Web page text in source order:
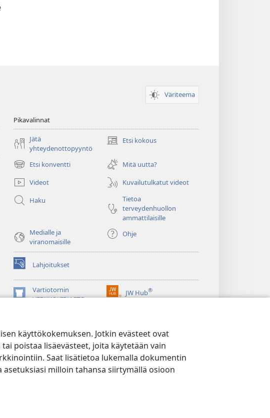
käyttökokemuksen. Jotkin evästeet ovat
poistaa lisäevästeet, joita käytetään vain
Saat lisätietoa lukemalla dokumentin
asetuksiasi milloin tahansa siirtymällä osioon
Väriteema
Pikavalinnat
Jätä
yhteydenottopyyntö
Etsi kokous
(avaa
ikkunan)
Etsi konventti
(avaa
uuden
ikkunan)
Mitä uutta?
Videot
Kuvailutulkatut videot
Haku
Tietoa
terveydenhuollon
ammattilaisille
Medialle ja
viranomaisille
Ohje
Lahjoitukset
(avaa
uuden
ikkunan)Vartiotornin
VERKKOKIRJASTO
(avaa
JW Hub®
(avaa